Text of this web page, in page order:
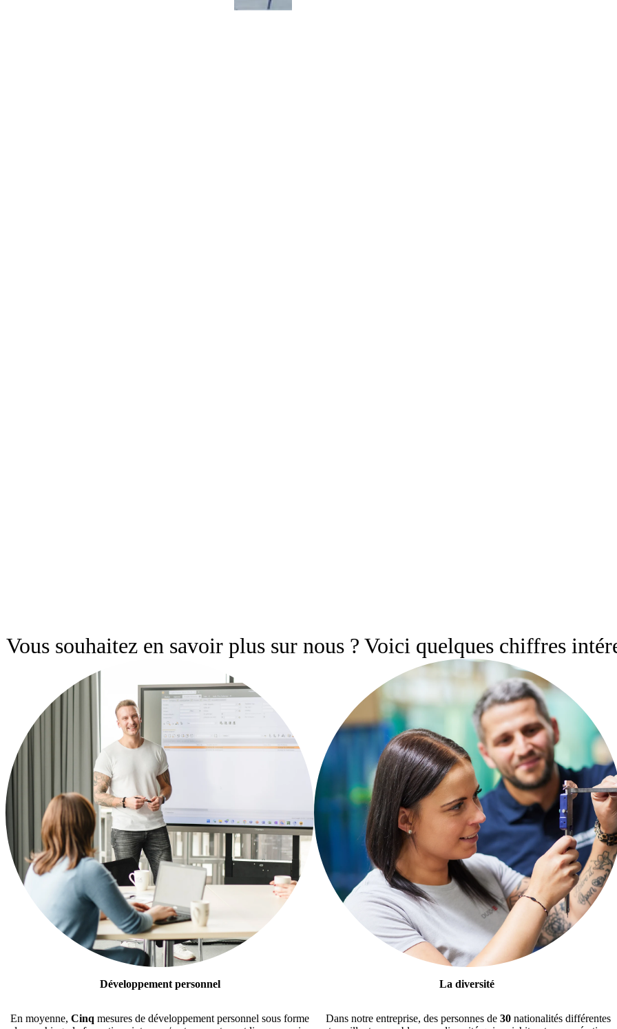
Vous souhaitez en savoir plus sur nous ? Voici quelques chiffres
Développement personnel
En moyenne, Cinq mesures de développement personnel sous forme
La diversité
Dans notre entreprise, des personnes de 30 nationalités différentes